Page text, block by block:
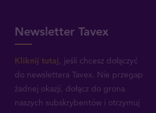
Newsletter Tavex
Kliknij tutaj , jeśli chcesz dołączyć
do newslettera Tavex. Nie przegap
żadnej okazji, dołącz do grona
naszych subskrybentów i otrzymuj